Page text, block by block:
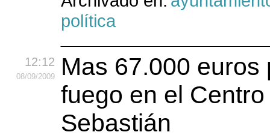
política
12:12
08/09/2009
Mas 67.000
fuego en el
Sebastián